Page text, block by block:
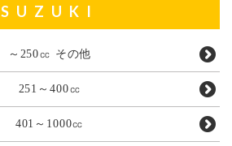
SUZUKI
～250㏄ その他
251～400㏄
401～1000㏄